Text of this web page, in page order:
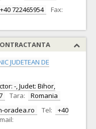
+40 722465954
Fax:
JUDETEAN DE
-, Judet: Bihor,
Tara:
Romania
oradea.ro Tel:
+40